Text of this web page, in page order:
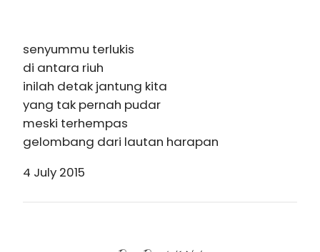
senyummu terlukis
di antara riuh
inilah detak jantung kita
yang tak pernah pudar
meski terhempas
gelombang dari lautan harapan
4 July 2015